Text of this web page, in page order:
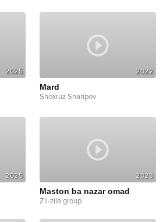
2025 2022
Mard
Shoxruz Sharipov
2025 2023
Maston ba nazar omad
Zil-zila group